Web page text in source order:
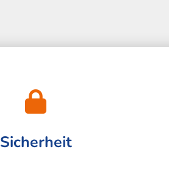
Sicherheit